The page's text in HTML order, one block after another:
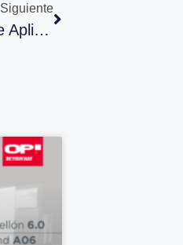
Siguiente
La Marca OP De EXO Automotive Amplía Su Catálogo De Aplicaciones Para Marcas Chinas